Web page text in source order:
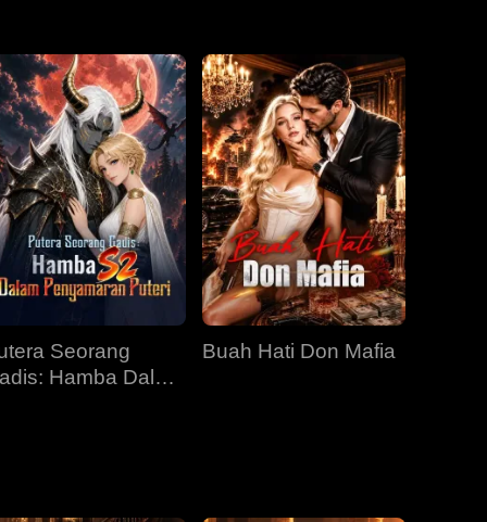
Episod 34 Episod 35 Episod 36
Episod 37 Episod 38 Episod 39
Episod 40
Seorang
Hamba Dalam
Buah Hati Don Mafia